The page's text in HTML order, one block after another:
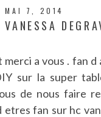
MAI 7, 2014
VANESSA
merci a vous . fan d
sur la super
de nous faire
etres fan sur hc